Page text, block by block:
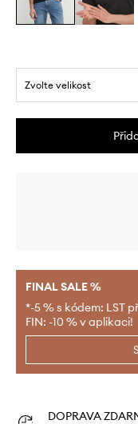
Zvolte velikost
FINAL SALE %
*-5 % s kódem: LST
FIN: -10 % v aplikaci!
DOPRAVA